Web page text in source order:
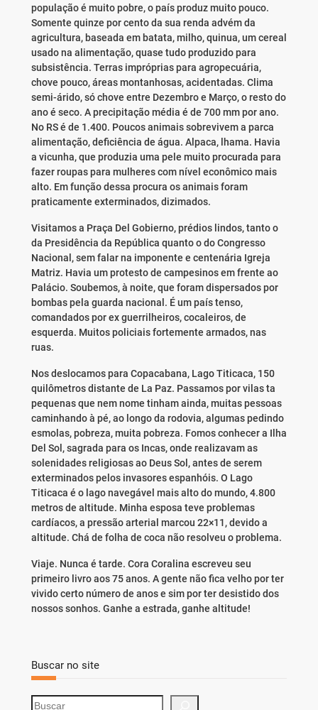
população é muito pobre, o país produz muito pouco.
Somente quinze por cento da sua renda advém da
agricultura, baseada em batata, milho, quinua, um cereal
usado na alimentação, quase tudo produzido para
subsistência. Terras impróprias para agropecuária,
chove pouco, áreas montanhosas, acidentadas. Clima
semi-árido, só chove entre Dezembro e Março, o resto do
ano é seco. A precipitação média é de 700 mm por ano.
No RS é de 1.400. Poucos animais sobrevivem a parca
alimentação, deficiência de água. Alpaca, lhama. Havia
a vicunha, que produzia uma pele muito procurada para
fazer roupas para mulheres com nível econômico mais
alto. Em função dessa procura os animais foram
praticamente exterminados, dizimados.
Visitamos a Praça Del Gobierno, prédios lindos, tanto o
da Presidência da República quanto o do Congresso
Nacional, sem falar na imponente e centenária Igreja
Matriz. Havia um protesto de campesinos em frente ao
Palácio. Soubemos, à noite, que foram dispersados por
bombas pela guarda nacional. É um país tenso,
comandados por ex guerrilheiros, cocaleiros, de
esquerda. Muitos policiais fortemente armados, nas
ruas.
Nos deslocamos para Copacabana, Lago Titicaca, 150
quilômetros distante de La Paz. Passamos por vilas ta
pequenas que nem nome tinham ainda, muitas pessoas
caminhando à pé, ao longo da rodovia, algumas pedindo
esmolas, pobreza, muita pobreza. Fomos conhecer a Ilha
Del Sol, sagrada para os Incas, onde realizavam as
solenidades religiosas ao Deus Sol, antes de serem
exterminados pelos invasores espanhóis. O Lago
Titicaca é o lago navegável mais alto do mundo, 4.800
metros de altitude. Minha esposa teve problemas
cardíacos, a pressão arterial marcou 22×11, devido a
altitude. Chá de folha de coca não resolveu o problema.
Viaje. Nunca é tarde. Cora Coralina escreveu seu
primeiro livro aos 75 anos. A gente não fica velho por ter
vivido certo número de anos e sim por ter desistido dos
nossos sonhos. Ganhe a estrada, ganhe altitude!
Buscar no site
S